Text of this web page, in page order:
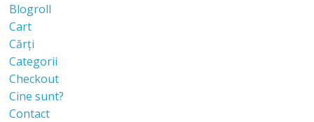
Blogroll
Cart
Cărți
Categorii
Checkout
Cine sunt?
Contact